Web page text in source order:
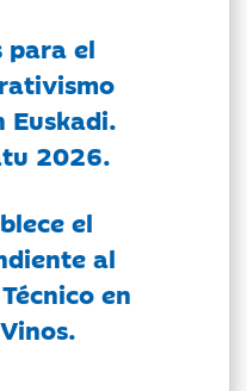
para el
Euskadi.
2026.
el
al
en